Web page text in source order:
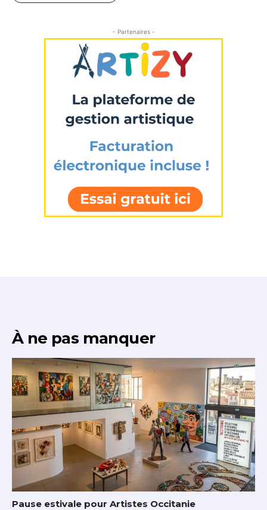
- Partenaires -
À ne pas manquer
Pause estivale pour Artistes Occitanie